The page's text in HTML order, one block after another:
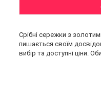
Срібні сережки з
пишається своїм
вибір та доступні ціни.